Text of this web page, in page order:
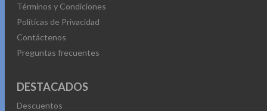
Términos y Condiciones
Políticas de Privacidad
Contáctenos
Preguntas frecuentes
DESTACADOS
Descuentos